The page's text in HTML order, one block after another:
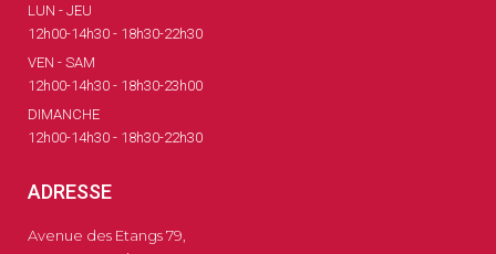
LUN - JEU
12h00-14h30 - 18h30-22h30
VEN - SAM
12h00-14h30 - 18h30-23h00
DIMANCHE
12h00-14h30 - 18h30-22h30
ADRESSE
Avenue des Etangs 79,